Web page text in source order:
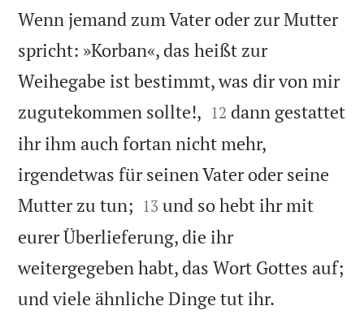
Wenn jemand zum Vater oder zur Mutter
spricht: »Korban«, das heißt zur
Weihegabe ist bestimmt, was dir von mir
zugutekommen sollte!, 

12 dann gestattet
ihr ihm auch fortan nicht mehr,
irgendetwas für seinen Vater oder seine
Mutter zu tun; 

13 und so hebt ihr mit
eurer Überlieferung, die ihr
weitergegeben habt, das Wort Gottes auf;
und viele ähnliche Dinge tut ihr.